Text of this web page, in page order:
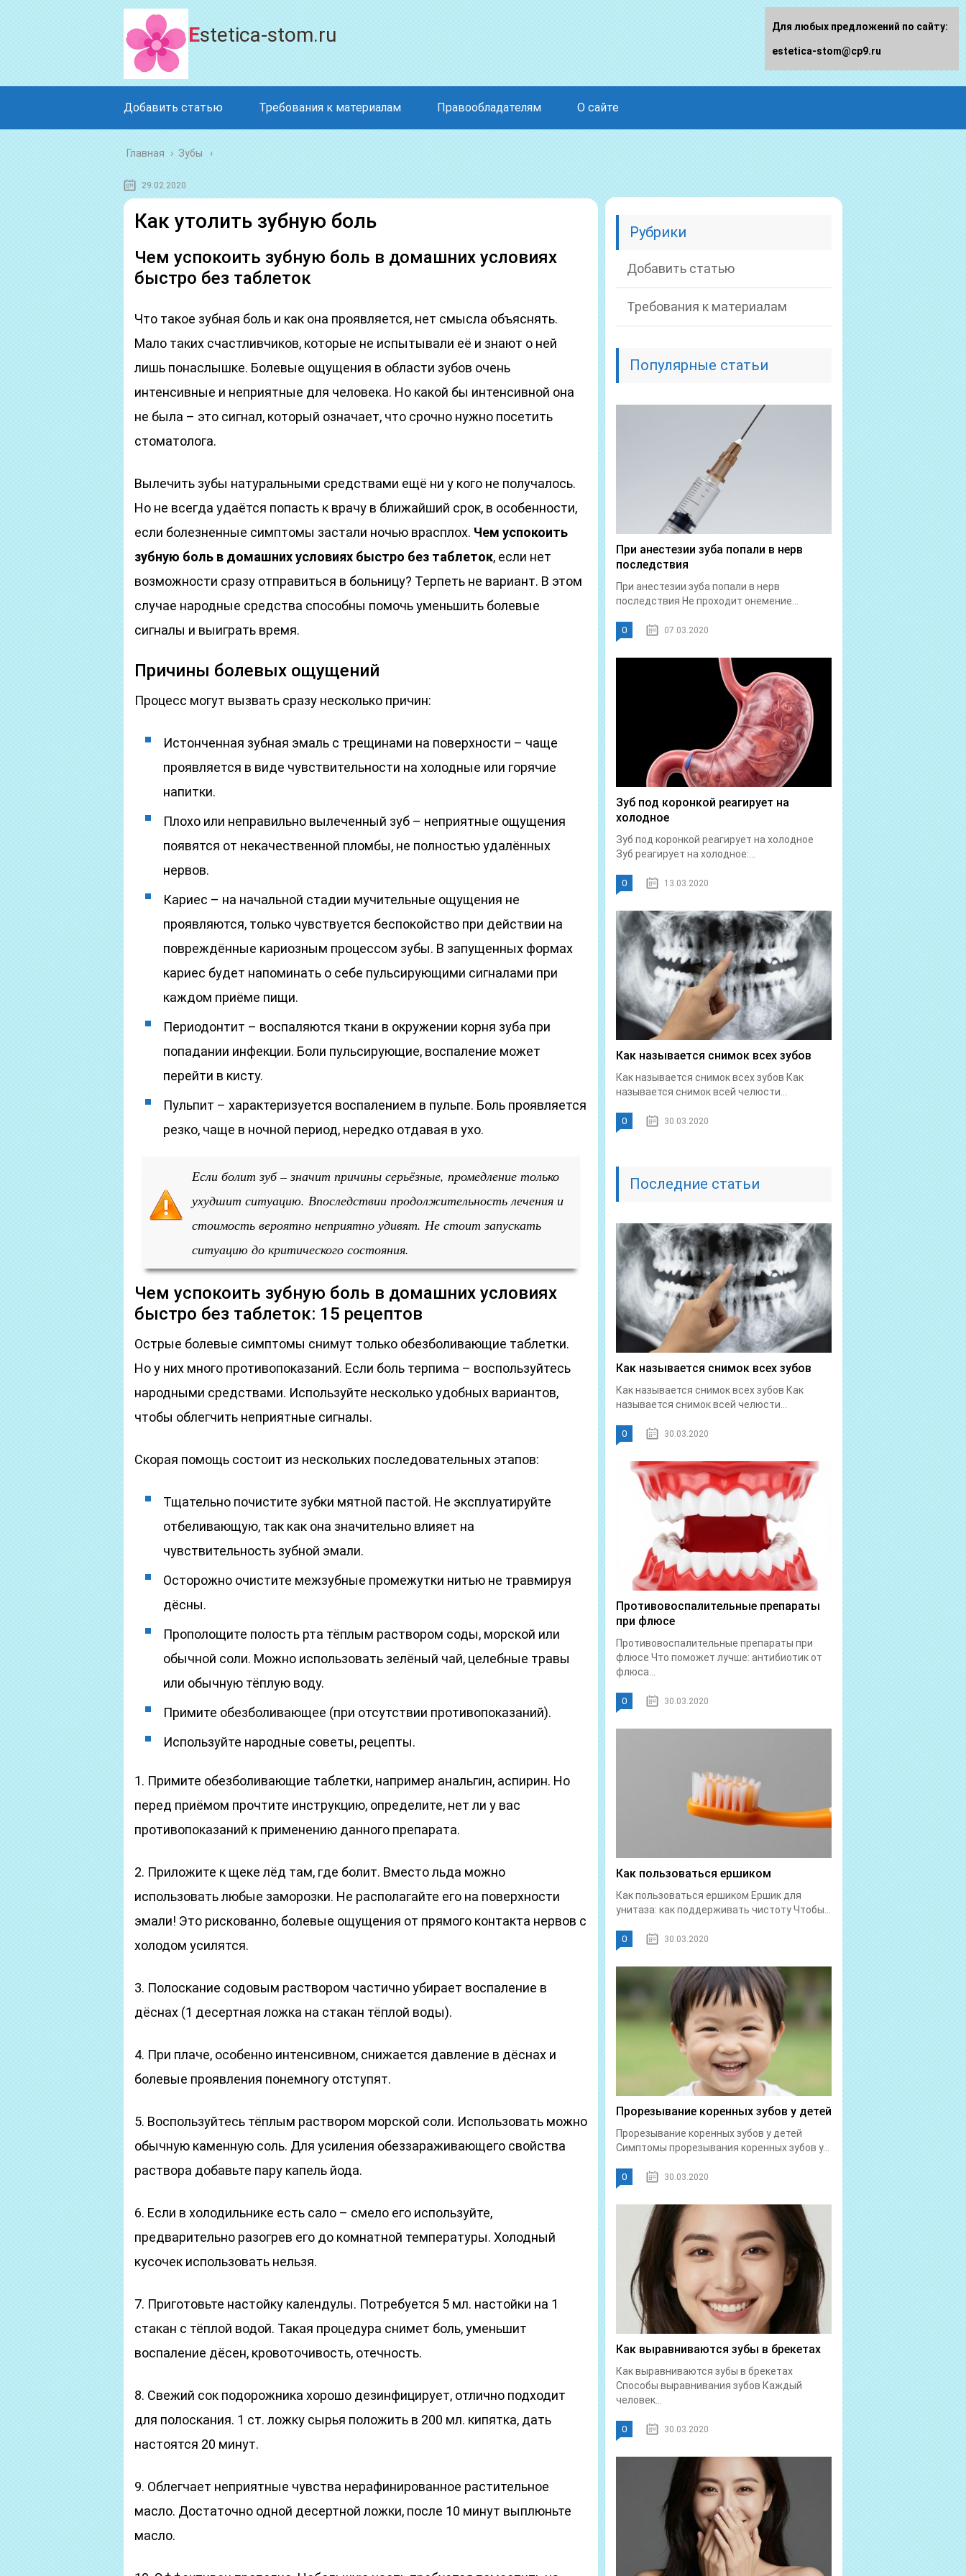
Estetica-stom.ru
Добавить статью Требования к материалам Правообладателям О сайте
Главная › Зубы
29.02.2020
Как утолить зубную боль
Чем успокоить зубную боль в домашних условиях
быстро без таблеток
Что такое зубная боль и как она проявляется, нет смысла объяснять.
Мало таких счастливчиков, которые не испытывали её и знают о ней
лишь понаслышке. Болевые ощущения в области зубов очень
интенсивные и неприятные для человека. Но какой бы интенсивной она
не была – это сигнал, который означает, что срочно нужно посетить
стоматолога.
Вылечить зубы натуральными средствами ещё ни у кого не получалось.
Но не всегда удаётся попасть к врачу в ближайший срок, в особенности,
если болезненные симптомы застали ночью врасплох. Чем успокоить
зубную боль в домашних условиях быстро без таблеток, если нет
возможности сразу отправиться в больницу? Терпеть не вариант. В этом
случае народные средства способны помочь уменьшить болевые
сигналы и выиграть время.
Причины болевых ощущений
Процесс могут вызвать сразу несколько причин:
Истонченная зубная эмаль с трещинами на поверхности – чаще
проявляется в виде чувствительности на холодные или горячие
напитки.
Плохо или неправильно вылеченный зуб – неприятные ощущения
появятся от некачественной пломбы, не полностью удалённых
нервов.
Кариес – на начальной стадии мучительные ощущения не
проявляются, только чувствуется беспокойство при действии на
повреждённые кариозным процессом зубы. В запущенных формах
кариес будет напоминать о себе пульсирующими сигналами при
каждом приёме пищи.
Периодонтит – воспаляются ткани в окружении корня зуба при
попадании инфекции. Боли пульсирующие, воспаление может
перейти в кисту.
Пульпит – характеризуется воспалением в пульпе. Боль проявляется
резко, чаще в ночной период, нередко отдавая в ухо.
Если болит зуб – значит причины серьёзные, промедление только
ухудшит ситуацию. Впоследствии продолжительность лечения и
стоимость вероятно неприятно удивят. Не стоит запускать
ситуацию до критического состояния.
Чем успокоить зубную боль в домашних условиях
быстро без таблеток: 15 рецептов
Острые болевые симптомы снимут только обезболивающие таблетки.
Но у них много противопоказаний. Если боль терпима – воспользуйтесь
народными средствами. Используйте несколько удобных вариантов,
чтобы облегчить неприятные сигналы.
Скорая помощь состоит из нескольких последовательных этапов:
Тщательно почистите зубки мятной пастой. Не эксплуатируйте
отбеливающую, так как она значительно влияет на
чувствительность зубной эмали.
Осторожно очистите межзубные промежутки нитью не травмируя
дёсны.
Прополощите полость рта тёплым раствором соды, морской или
обычной соли. Можно использовать зелёный чай, целебные травы
или обычную тёплую воду.
Примите обезболивающее (при отсутствии противопоказаний).
Используйте народные советы, рецепты.
1. Примите обезболивающие таблетки, например анальгин, аспирин. Но
перед приёмом прочтите инструкцию, определите, нет ли у вас
противопоказаний к применению данного препарата.
2. Приложите к щеке лёд там, где болит. Вместо льда можно
использовать любые заморозки. Не располагайте его на поверхности
эмали! Это рискованно, болевые ощущения от прямого контакта нервов с
холодом усилятся.
3. Полоскание содовым раствором частично убирает воспаление в
дёснах (1 десертная ложка на стакан тёплой воды).
4. При плаче, особенно интенсивном, снижается давление в дёснах и
болевые проявления понемногу отступят.
5. Воспользуйтесь тёплым раствором морской соли. Использовать можно
обычную каменную соль. Для усиления обеззараживающего свойства
раствора добавьте пару капель йода.
6. Если в холодильнике есть сало – смело его используйте,
предварительно разогрев его до комнатной температуры. Холодный
кусочек использовать нельзя.
7. Приготовьте настойку календулы. Потребуется 5 мл. настойки на 1
стакан с тёплой водой. Такая процедура снимет боль, уменьшит
воспаление дёсен, кровоточивость, отечность.
8. Свежий сок подорожника хорошо дезинфицирует, отлично подходит
для полоскания. 1 ст. ложку сырья положить в 200 мл. кипятка, дать
настоятся 20 минут.
9. Облегчает неприятные чувства нерафинированное растительное
масло. Достаточно одной десертной ложки, после 10 минут выплюньте
масло.
Рубрики
Добавить статью
Требования к материалам
Популярные статьи
При анестезии зуба попали в нерв
последствия
При анестезии зуба попали в нерв
последствия Не проходит онемение...
0 07.03.2020
Зуб под коронкой реагирует на
холодное
Зуб под коронкой реагирует на холодное
Зуб реагирует на холодное:...
0 13.03.2020
Как называется снимок всех зубов
Как называется снимок всех зубов Как
называется снимок всей челюсти...
0 30.03.2020
Последние статьи
Как называется снимок всех зубов
Как называется снимок всех зубов Как
называется снимок всей челюсти...
0 30.03.2020
Противовоспалительные препараты
при флюсе
Противовоспалительные препараты при
флюсе Что поможет лучше: антибиотик от
флюса...
0 30.03.2020
Как пользоваться ершиком
Как пользоваться ершиком Ершик для
унитаза: как поддерживать чистоту Чтобы...
0 30.03.2020
Прорезывание коренных зубов у детей
Прорезывание коренных зубов у детей
Симптомы прорезывания коренных зубов у...
0 30.03.2020
Как выравниваются зубы в брекетах
Как выравниваются зубы в брекетах
Способы выравнивания зубов Каждый
человек...
0 30.03.2020
Для любых предложений по сайту:
estetica-stom@cp9.ru